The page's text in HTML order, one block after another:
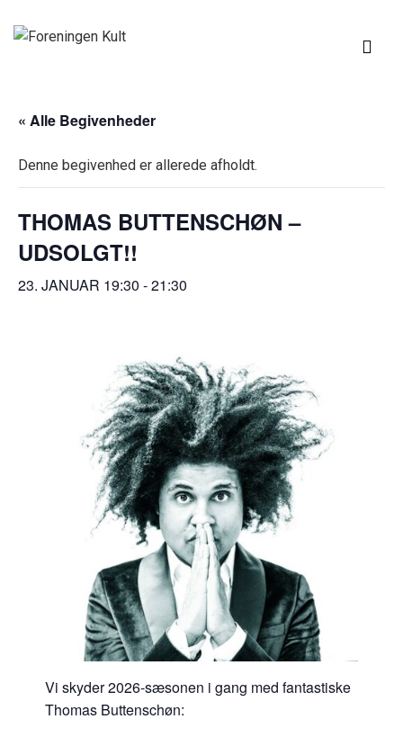
Hop
NAVIGATION
« Alle Begivenheder
Denne begivenhed er allerede afholdt.
THOMAS BUTTENSCHØN –
UDSOLGT!!
23. JANUAR 19:30 -21:30
Vi skyder 2026-sæsonen i gang med fantastiske
Thomas Buttenschøn: